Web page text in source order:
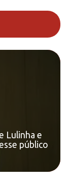
Lulinha e
público